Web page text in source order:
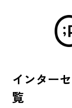
インター
覧